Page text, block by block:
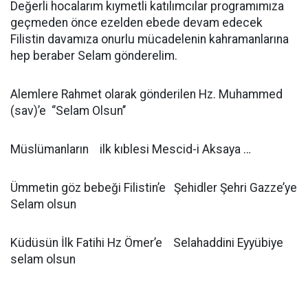
Değerli hocalarım kıymetli katılımcılar programımıza
geçmeden önce ezelden ebede devam edecek
Filistin davamıza onurlu mücadelenin kahramanlarına
hep beraber Selam gönderelim.
Alemlere Rahmet olarak gönderilen Hz. Muhammed
(sav)’e ‘’Selam Olsun’’
Müslümanların ilk kıblesi Mescid-i Aksaya …
Ümmetin göz bebeği Filistin’e Şehidler Şehri Gazze’ye
Selam olsun
Küdüsün İlk Fatihi Hz Ömer’e Selahaddini Eyyübiye
selam olsun